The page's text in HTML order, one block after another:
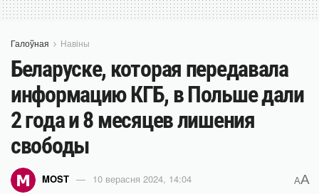
Галоўная Навіны
Беларуске, которая передавала
информацию КГБ, в Польше дали
2 года и 8 месяцев лишения
свободы
MOST 10 верасня 2024, 14:04 AA